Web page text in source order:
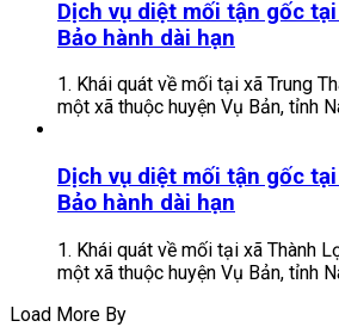
Dịch vụ diệt mối tận gốc
Bảo hành dài hạn
1. Khái quát về mối tại xã Trung
một xã thuộc huyện Vụ Bản, tỉnh
Dịch vụ diệt mối tận gốc
Bảo hành dài hạn
1. Khái quát về mối tại xã Thành
một xã thuộc huyện Vụ Bản, tỉnh
Load More By